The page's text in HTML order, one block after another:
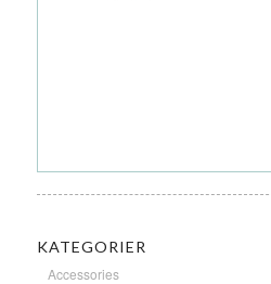
KATEGORIER
Accessories